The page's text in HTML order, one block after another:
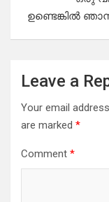
ഉണ്ടെങ്കിൽ
Leave a
Your email
are marked *
Comment *